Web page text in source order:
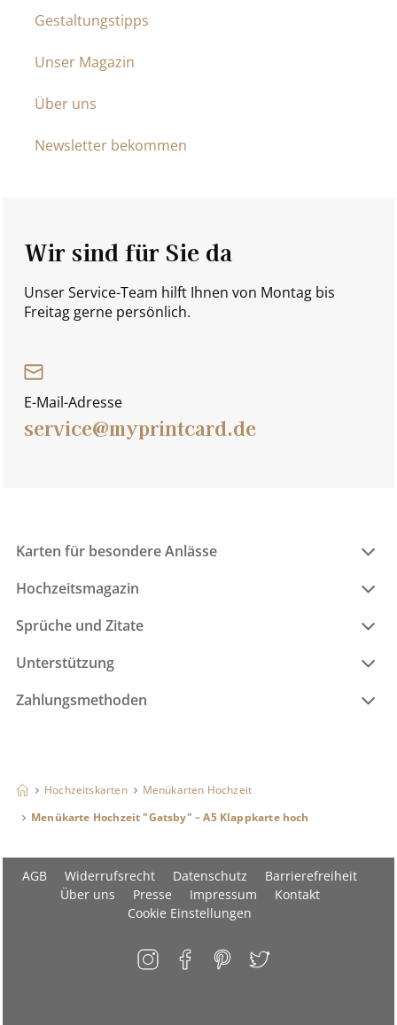
Gestaltungstipps
Unser Magazin
Über uns
Newsletter bekommen
Wir sind für Sie da
Unser Service-Team hilft Ihnen von Montag bis
Freitag gerne persönlich.
E-Mail-Adresse
service@myprintcard.de
Karten für besondere Anlässe
Hochzeitsmagazin
Sprüche und Zitate
Unterstützung
Zahlungsmethoden
Hochzeitskarten
Menükarten Hochzeit
Menükarte Hochzeit "Gatsby" – A5 Klappkarte hoch
AGB Widerrufsrecht Datenschutz
Barrierefreiheit
Über uns
Presse Impressum
Kontakt
Cookie Einstellungen